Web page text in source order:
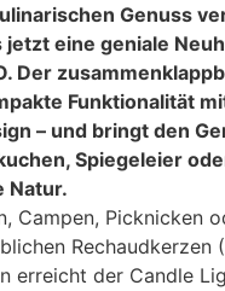
Genuss
jetzt eine geniale
Der
Funktionalität
– und bringt den
Spiegeleier
Natur.
Campen, Picknicken
Rechaudkerzen
erreicht der Candle